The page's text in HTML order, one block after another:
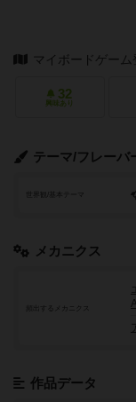
マイボードゲーム
32
興味あり
テーマ/フレーバ
世界観/基本テーマ
メカニクス
頻出するメカニクス
作品データ